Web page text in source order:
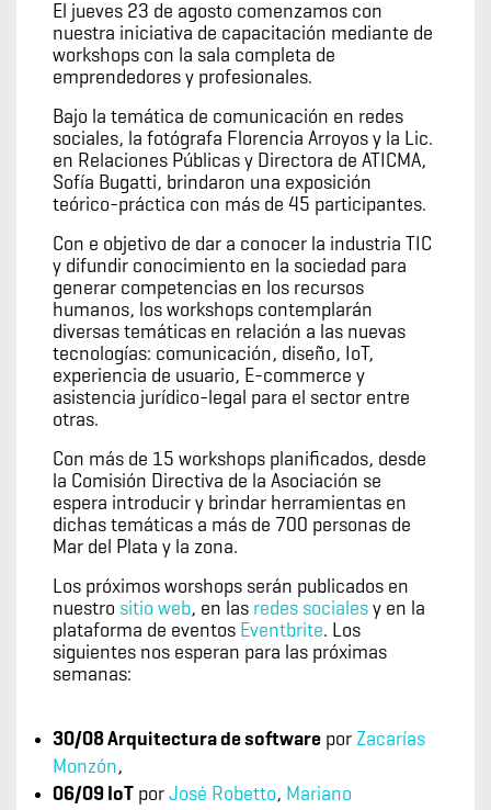
El jueves 23 de agosto comenzamos con
nuestra iniciativa de capacitación mediante de
workshops con la sala completa de
emprendedores y profesionales.
Bajo la temática de comunicación en redes
sociales, la fotógrafa Florencia Arroyos y la Lic.
en Relaciones Públicas y Directora de ATICMA,
Sofía Bugatti, brindaron una exposición
teórico-práctica con más de 45 participantes.
Con e objetivo de dar a conocer la industria TIC
y difundir conocimiento en la sociedad para
generar competencias en los recursos
humanos, los workshops contemplarán
diversas temáticas en relación a las nuevas
tecnologías: comunicación, diseño, IoT,
experiencia de usuario, E-commerce y
asistencia jurídico-legal para el sector entre
otras.
Con más de 15 workshops planificados, desde
la Comisión Directiva de la Asociación se
espera introducir y brindar herramientas en
dichas temáticas a más de 700 personas de
Mar del Plata y la zona.
Los próximos worshops serán publicados en
nuestro sitio web, en las redes sociales y en la
plataforma de eventos Eventbrite. Los
siguientes nos esperan para las próximas
semanas:
30/08 Arquitectura de software por Zacarías
Monzón,
06/09 IoT por José Robetto, Mariano